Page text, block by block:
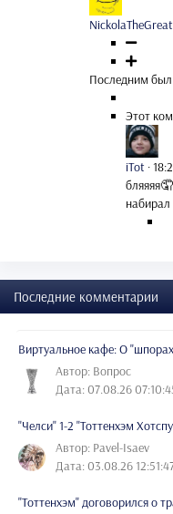
NickolaTheGreat
Последним
Этот
iTot ·
набирал
Последние комментарии
Виртуальное кафе: О
Автор: Вопрос
Дата: 07.08.26
"Челси" 1-2 "Тоттенхэм
Автор: Pavel-Isaev
Дата: 03.08.26
"Тоттенхэм" договорился о